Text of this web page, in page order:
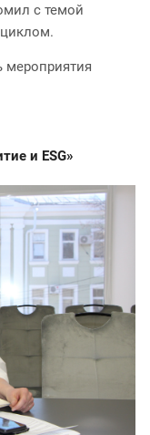
с темой
мероприятия
и ESG»